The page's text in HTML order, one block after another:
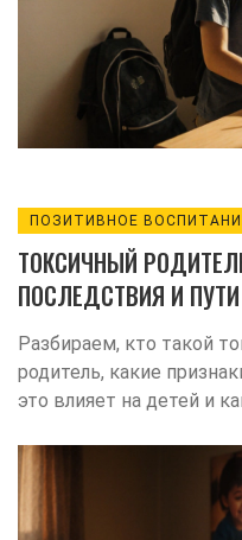
ПОЗИТИВНОЕ
ТОКСИЧНЫЙ
ПОСЛЕДСТВИЯ И
Разбираем, кто такой
родитель, какие
это влияет на детей и
позитивному